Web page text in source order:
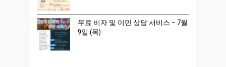
무료 비자 및 이민 상담 서비스 – 7월
9일 (목)